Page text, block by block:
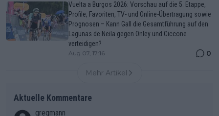
Vuelta a Burgos 2026: Vorschau auf die 5. Etappe,
Profile, Favoriten, TV- und Online-Übertragung sowie
Prognosen – Kann Gall die Gesamtführung auf den
Lagunas de Neila gegen Onley und Ciccone
verteidigen?
Aug 07, 17:16 0
Mehr Artikel
Aktuelle Kommentare
gregmann